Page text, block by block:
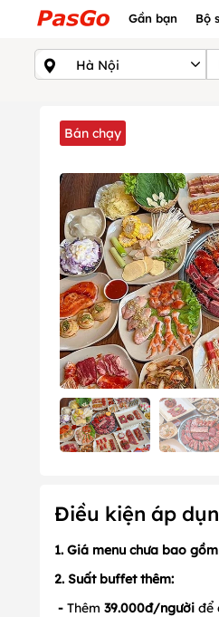
Gần bạn Bộ
Bán chạy
Điều kiện áp
1. Giá menu chưa bao
2. Suất buffet thêm:
- Thêm 39.000đ/người để